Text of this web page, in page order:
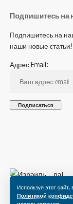
Используя этот сайт,
Политикой
Подпишитесь на
Подпишитесь на
наши новые статьи!
Адрес Email: